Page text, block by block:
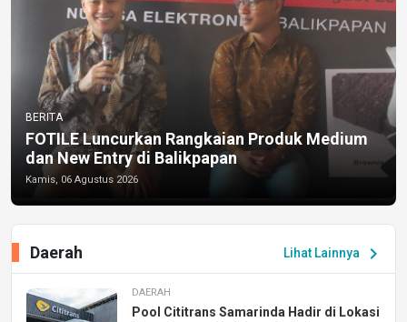
BERITA
FOTILE Luncurkan Rangkaian Produk Medium
dan New Entry di Balikpapan
Kamis, 06 Agustus 2026
Lihat Lainnya chevron_right
Daerah
DAERAH
Pool Cititrans Samarinda Hadir di Lokasi